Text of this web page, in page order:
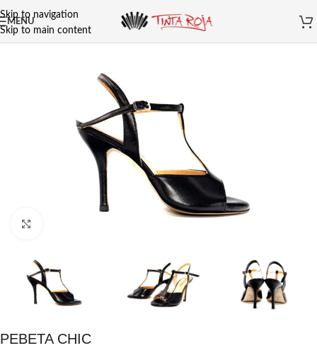
Skip to navigation
Skip to main content
MENU
PEBETA CHIC